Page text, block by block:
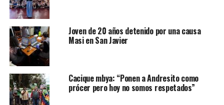
Joven de 20 años detenido por una causa
Masi en San Javier
Cacique mbya: “Ponen a Andresito como
prócer pero hoy no somos respetados”